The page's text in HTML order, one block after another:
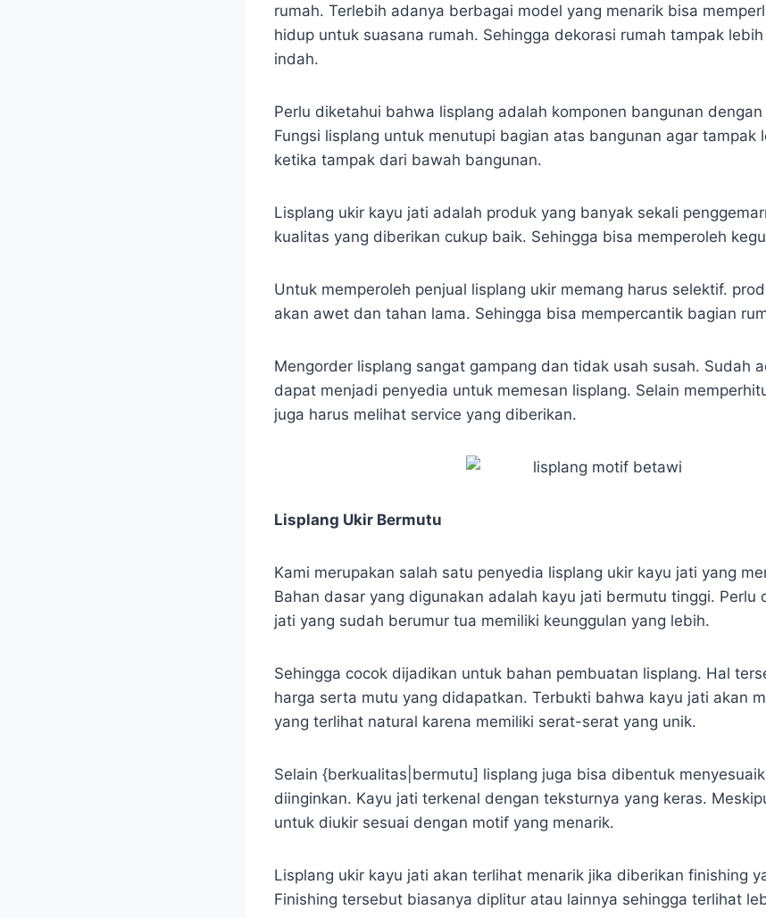
rumah. Terlebih adanya berbagai model yang menarik bisa
hidup untuk suasana rumah. Sehingga dekorasi rumah tampak
indah.
Perlu diketahui bahwa lisplang adalah komponen bangunan
Fungsi lisplang untuk menutupi bagian atas bangunan agar tampak
ketika tampak dari bawah bangunan.
Lisplang ukir kayu jati adalah produk yang banyak sekali
kualitas yang diberikan cukup baik. Sehingga bisa memperoleh
Untuk memperoleh penjual lisplang ukir memang harus selektif.
akan awet dan tahan lama. Sehingga bisa mempercantik bagian
Mengorder lisplang sangat gampang dan tidak usah susah. Sudah
dapat menjadi penyedia untuk memesan lisplang. Selain
juga harus melihat service yang diberikan.
Lisplang Ukir Bermutu
Kami merupakan salah satu penyedia lisplang ukir kayu jati yang
Bahan dasar yang digunakan adalah kayu jati bermutu tinggi. Perlu
jati yang sudah berumur tua memiliki keunggulan yang lebih.
Sehingga cocok dijadikan untuk bahan pembuatan lisplang. Hal
harga serta mutu yang didapatkan. Terbukti bahwa kayu jati akan
yang terlihat natural karena memiliki serat-serat yang unik.
Selain {berkualitas|bermutu] lisplang juga bisa dibentuk
diinginkan. Kayu jati terkenal dengan teksturnya yang keras.
untuk diukir sesuai dengan motif yang menarik.
Lisplang ukir kayu jati akan terlihat menarik jika diberikan finishing
Finishing tersebut biasanya diplitur atau lainnya sehingga terlihat